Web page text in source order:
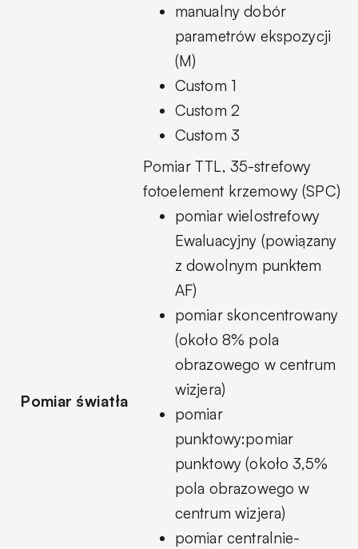
manualny dobór
parametrów ekspozycji
(M)
Custom 1
Custom 2
Custom 3
Pomiar światła
Pomiar TTL, 35-strefowy
fotoelement krzemowy (SPC)
pomiar wielostrefowy
Ewaluacyjny (powiązany
z dowolnym punktem
AF)
pomiar skoncentrowany
(około 8% pola
obrazowego w centrum
wizjera)
pomiar
punktowy:pomiar
punktowy (około 3,5%
pola obrazowego w
centrum wizjera)
pomiar centralnie-